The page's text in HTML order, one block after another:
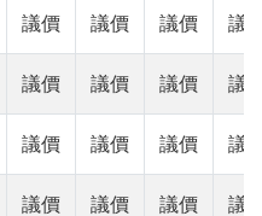
議價 議價 議價 議
議價 議價 議價 議
議價 議價 議價 議
議價 議價 議價 議